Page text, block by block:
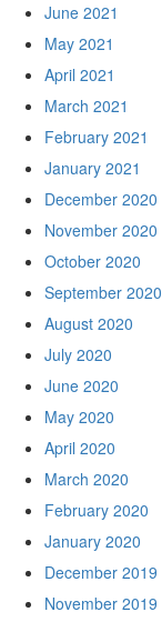
June 2021
May 2021
April 2021
March 2021
February 2021
January 2021
December 2020
November 2020
October 2020
September 2020
August 2020
July 2020
June 2020
May 2020
April 2020
March 2020
February 2020
January 2020
December 2019
November 2019